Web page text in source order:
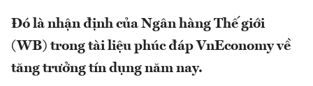
Đó là nhận định của Ngân hàng Thế giới
(WB) trong tài liệu phúc đáp VnEconomy về
tăng trưởng tín dụng năm nay.